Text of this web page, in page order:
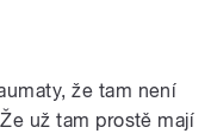
že tam není
už tam prostě mají